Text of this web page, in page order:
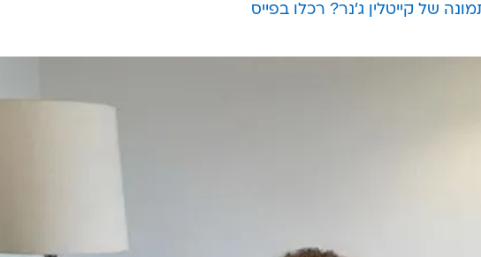
של קייטלין ג'נר? רכלו בפייס